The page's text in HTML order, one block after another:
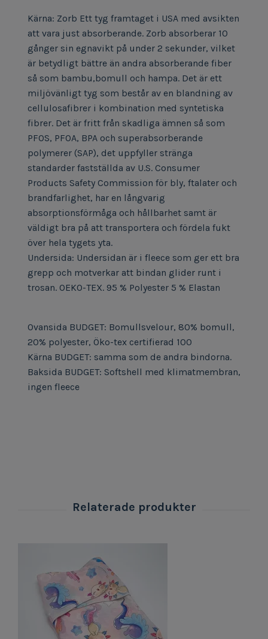
Kärna: Zorb Ett tyg framtaget i USA med avsikten
att vara just absorberande. Zorb absorberar 10
gånger sin egnavikt på under 2 sekunder, vilket
är betydligt bättre än andra absorberande fiber
så som bambu,bomull och hampa. Det är ett
miljövänligt tyg som består av en blandning av
cellulosafibrer i kombination med syntetiska
fibrer. Det är fritt från skadliga ämnen så som
PFOS, PFOA, BPA och superabsorberande
polymerer (SAP), det uppfyller stränga
standarder fastställda av U.S. Consumer
Products Safety Commission för bly, ftalater och
brandfarlighet, har en långvarig
absorptionsförmåga och hållbarhet samt är
väldigt bra på att transportera och fördela fukt
över hela tygets yta.
Undersida: Undersidan är i fleece som ger ett bra
grepp och motverkar att bindan glider runt i
trosan. OEKO-TEX. 95 % Polyester 5 % Elastan
Ovansida BUDGET: Bomullsvelour, 80% bomull,
20% polyester, Öko-tex certifierad 100
Kärna BUDGET: samma som de andra bindorna.
Baksida BUDGET: Softshell med klimatmembran,
ingen fleece